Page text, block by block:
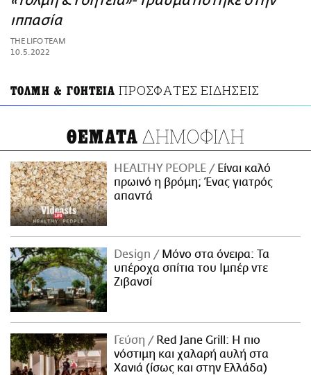
ΑΜΠΑ
PRINT
ιππασία
THE LIFO TEAM
10.5.2022
ΤΟΛΜΗ & ΓΟΗΤΕΙΑ ΠΡΟΣΦΑΤΕΣ ΕΙΔΗΣΕΙΣ
ΘΕΜΑΤΑ ΔΗΜΟΦΙΛΗ
HEALTHY PEOPLE
Είναι καλό
πρωινό η βρόμη; Ένας γιατρός
απαντά
Design
Μόνο στα όνειρα: Τα
υπέροχα σπίτια του Ιμπέρ ντε
Ζιβανσί
Γεύση
Red Jane Grill: Η πιο
νόστιμη και χαλαρή αυλή στα
Χανιά (ίσως και στην Ελλάδα)